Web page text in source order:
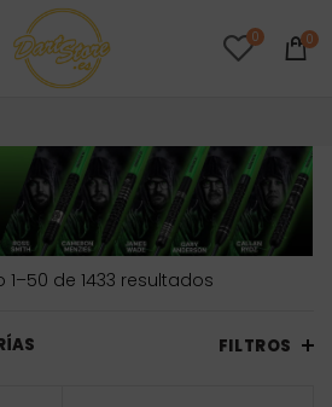
0 0
de 1433 resultadosOrdenado
bajo
FILTROS